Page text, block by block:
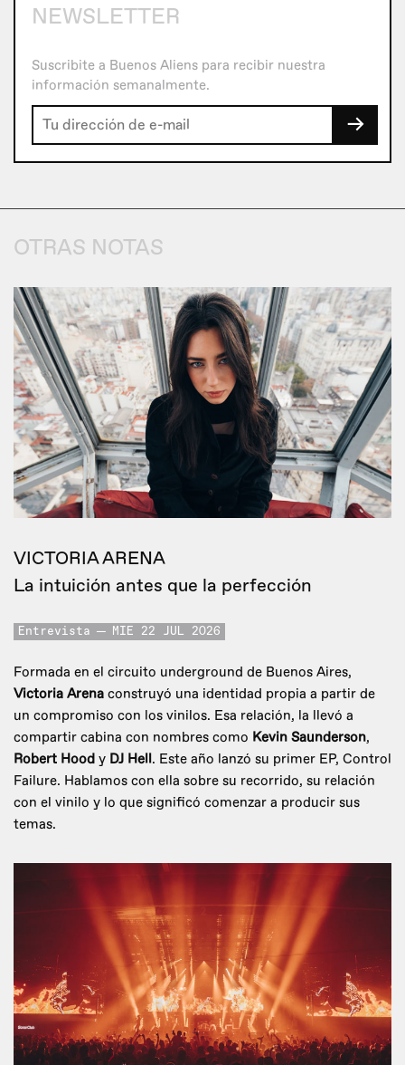
NEWSLETTER
Suscribite a Buenos Aliens para recibir nuestra
información semanalmente.
→
OTRAS NOTAS
VICTORIA ARENA
La intuición antes que la perfección
Entrevista MIE 22 JUL 2026
Formada en el circuito underground de Buenos Aires,
Victoria Arena construyó una identidad propia a partir de
un compromiso con los vinilos. Esa relación, la llevó a
compartir cabina con nombres como Kevin Saunderson,
Robert Hood y DJ Hell. Este año lanzó su primer EP, Control
Failure. Hablamos con ella sobre su recorrido, su relación
con el vinilo y lo que significó comenzar a producir sus
temas.